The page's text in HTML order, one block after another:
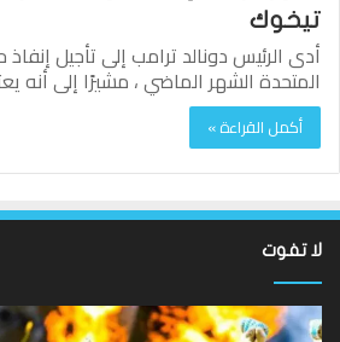
تيخوك
أدى الرئيس دونالد ترامب إلى تأجيل
المتحدة الشهر الماضي ، مشيرًا إلى أنه
أكمل القراءة »
لا تفوت
لقد